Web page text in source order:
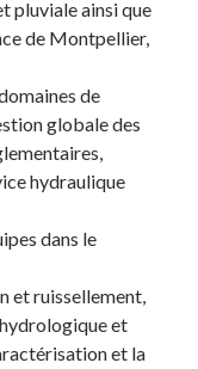
pluviale ainsi que
de Montpellier,
de
globale des
hydraulique
dans le
et ruissellement,
et
et la